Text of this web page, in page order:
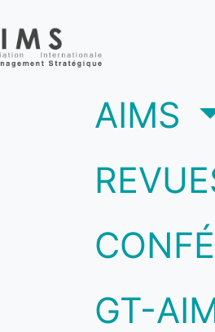
AIMS
GT-